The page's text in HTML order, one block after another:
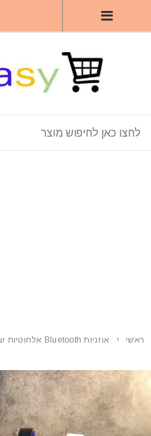
ראשי אוזניות Bluetooth אלחוטיות של סוני SONY